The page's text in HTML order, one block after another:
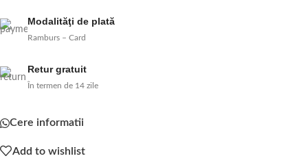
Modalităţi de plată
Ramburs – Card
Retur gratuit
În termen de 14 zile
Cere informatii
Add to wishlist